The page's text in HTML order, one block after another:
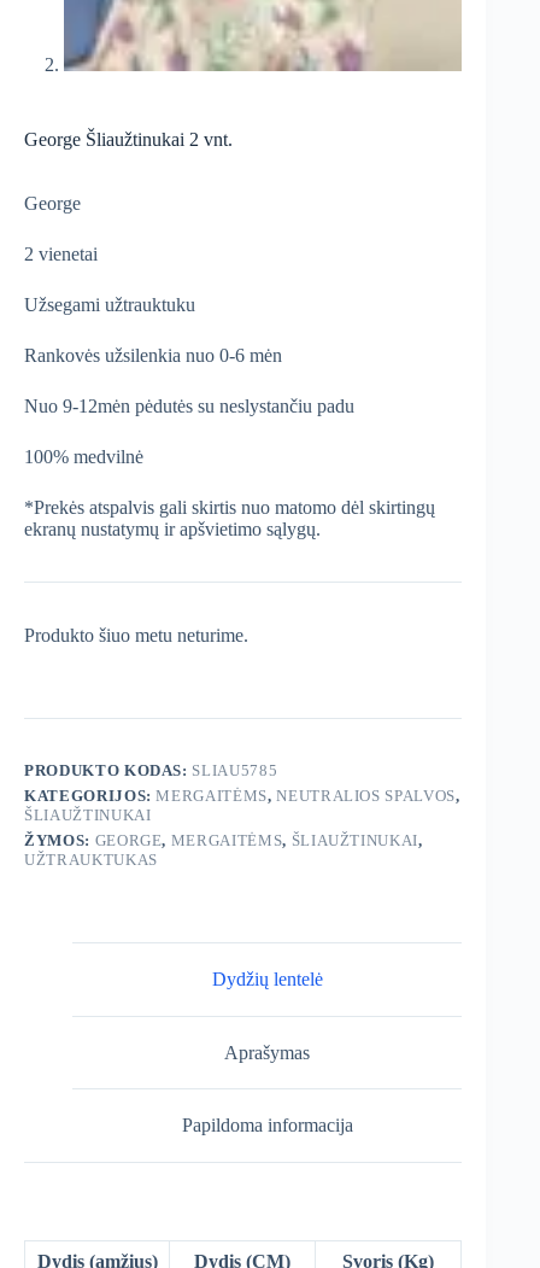
George Šliaužtinukai 2 vnt.
George
2 vienetai
Užsegami užtrauktuku
Rankovės užsilenkia nuo 0-6 mėn
Nuo 9-12mėn pėdutės su neslystančiu padu
100% medvilnė
*Prekės atspalvis gali skirtis nuo matomo dėl skirtingų
ekranų nustatymų ir apšvietimo sąlygų.
Produkto šiuo metu neturime.
PRODUKTO KODAS: SLIAU5785
KATEGORIJOS:MERGAITĖMS,NEUTRALIOS SPALVOS,
ŠLIAUŽTINUKAI
ŽYMOS: GEORGE, MERGAITĖMS, ŠLIAUŽTINUKAI,
UŽTRAUKTUKAS
Dydžių lentelė
Aprašymas
Papildoma informacija
Dydis (amžius) Dydis (CM) Svoris (Kg)